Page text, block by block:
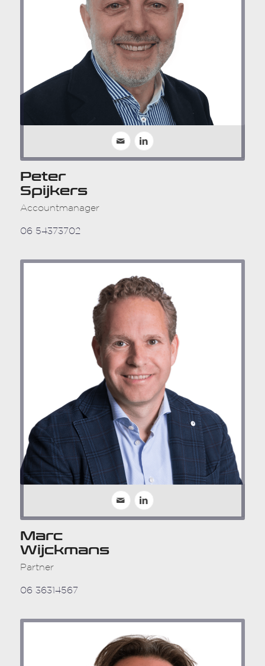
Peter
Spijkers
Accountmanager
06 54373702
Marc
Wijckmans
Partner
06 36314567